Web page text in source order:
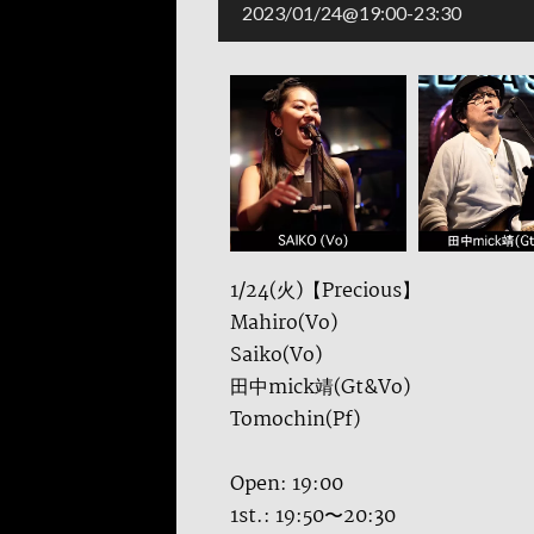
2023/01/24@19:00-23:30
1/24(火)【Precious】
Mahiro(Vo)
Saiko(Vo)
田中mick靖(Gt&Vo)
Tomochin(Pf)
Open: 19:00
1st.: 19:50〜20:30